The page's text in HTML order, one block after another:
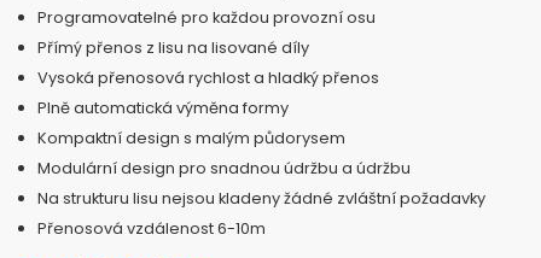
Programovatelné pro každou provozní osu
Přímý přenos z lisu na lisované díly
Vysoká přenosová rychlost a hladký přenos
Plně automatická výměna formy
Kompaktní design s malým půdorysem
Modulární design pro snadnou údržbu a údržbu
Na strukturu lisu nejsou kladeny žádné zvláštní požadavky
Přenosová vzdálenost 6-10m